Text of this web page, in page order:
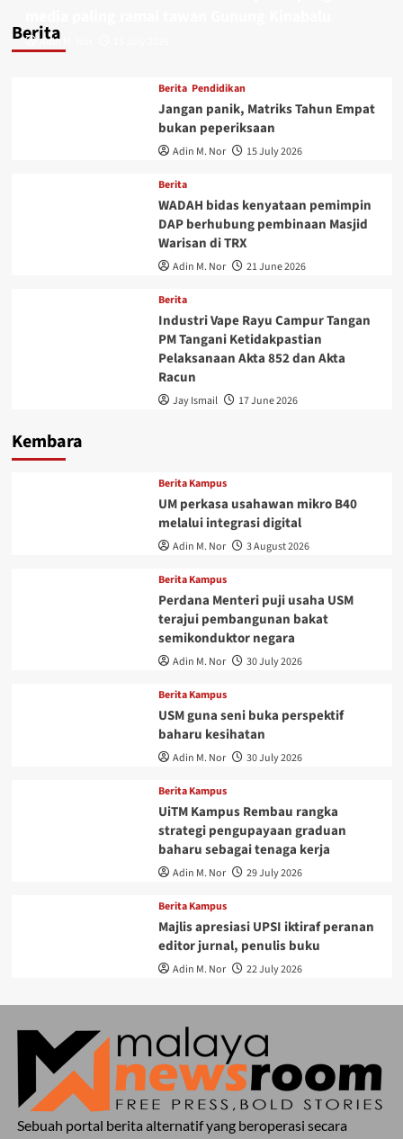
BeritaAdin M. Nor
Berita Pendidikan
Jangan panik, Matriks Tahun Empat
bukan peperiksaan
Adin M. Nor 15 July 2026
Berita
WADAH bidas kenyataan pemimpin
DAP berhubung pembinaan Masjid
Warisan di TRX
Adin M. Nor 21 June 2026
Berita
Industri Vape Rayu Campur Tangan
PM Tangani Ketidakpastian
Pelaksanaan Akta 852 dan Akta
Racun
Jay Ismail 17 June 2026
Kembara
Berita Kampus
UM perkasa usahawan mikro B40
melalui integrasi digital
Adin M. Nor 3 August 2026
Berita Kampus
Perdana Menteri puji usaha USM
terajui pembangunan bakat
semikonduktor negara
Adin M. Nor 30 July 2026
Berita Kampus
USM guna seni buka perspektif
baharu kesihatan
Adin M. Nor 30 July 2026
Berita Kampus
UiTM Kampus Rembau rangka
strategi pengupayaan graduan
baharu sebagai tenaga kerja
Adin M. Nor 29 July 2026
Berita Kampus
Majlis apresiasi UPSI iktiraf peranan
editor jurnal, penulis buku
Adin M. Nor 22 July 2026
Sebuah portal berita alternatif yang beroperasi secara